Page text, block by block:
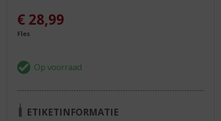
€ 28,99
Fles
ETIKETINFORMATIE